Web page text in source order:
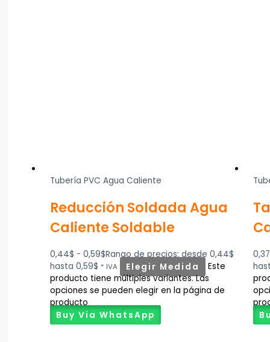
Tubería PVC Agua Caliente
Reducción Soldada Agua
Caliente Soldable
0,44$ - 0,59$Rango de precios: desde 0,44$
hasta 0,59$ * IVA Elegir Medida
Este
producto tiene múltiples variantes. Las
opciones se pueden elegir en la página de
producto
Buy Via WhatsApp
0,37